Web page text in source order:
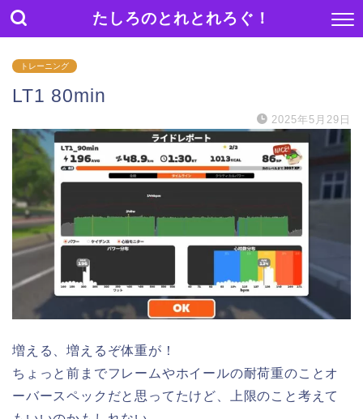
たしろのとれとれろぐ！
トレーニング
LT1 80min
2025年5月29日
増える、増えるぞ体重が！
ちょっと前までフレームやホイールの耐荷重のことオ
ーバースペックだと思ってたけど、上限のこと考えて